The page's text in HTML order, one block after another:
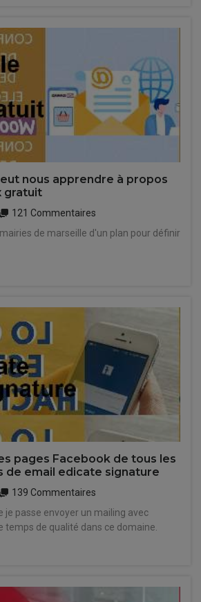
nous apprendre à propos
gratuit
121 Commentaires
mairies de marseille d'un plan pour définir
pages Facebook de tous les
de email edicate signature
139 Commentaires
je passe envoyer un mailing avec
temps de qualité dans ce domaine.